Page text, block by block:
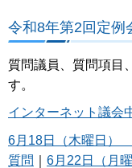
令和8年第2回定
質問議員、質問項目
す。
インターネット議会
6月18日（木曜日）
質問
6月22日（月